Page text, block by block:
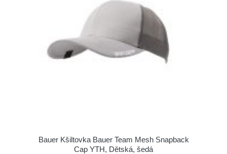
Bauer Kšiltovka Bauer Team Mesh Snapback
Cap YTH, Dětská, šedá